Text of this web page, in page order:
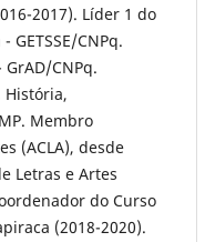
2017). Líder 1 do
CNPq.
CNPq.
História,
Membro
(ACLA), desde
Letras e Artes
do Curso
(2018-2020).